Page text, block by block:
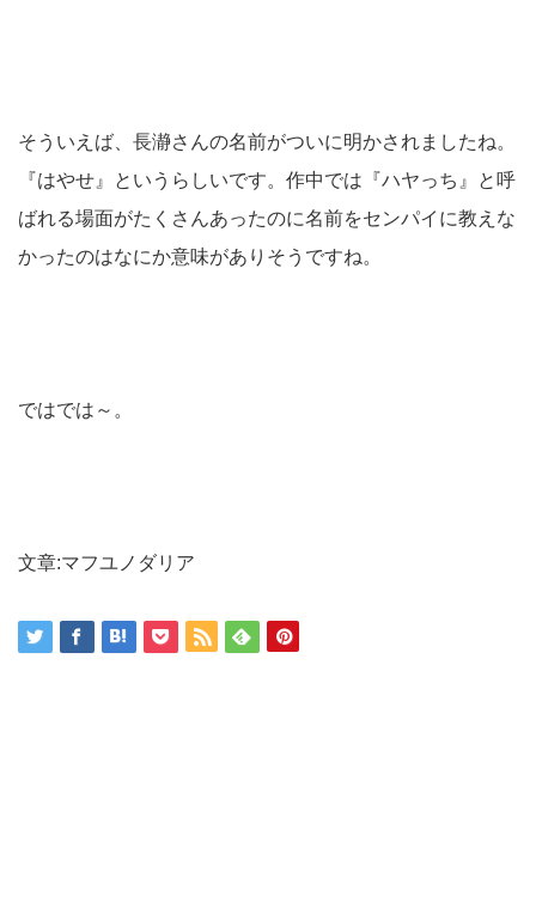
そういえば、長瀞さんの名前がついに明かされましたね。
『はやせ』というらしいです。作中では『ハヤっち』と呼
ばれる場面がたくさんあったのに名前をセンパイに教えな
かったのはなにか意味がありそうですね。
ではでは～。
文章:マフユノダリア